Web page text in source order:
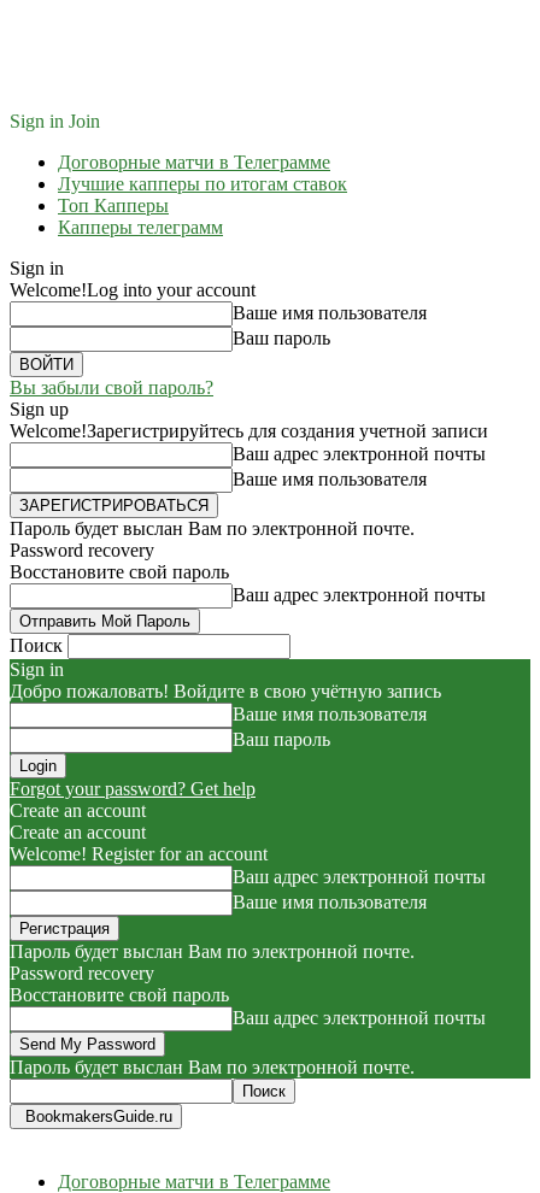
Sign in Join
Договорные матчи в Телеграмме
Лучшие капперы по итогам ставок
Топ Капперы
Капперы телеграмм
Sign in
Welcome!Log into your account
Ваше имя пользователя
Ваш пароль
Вы забыли свой пароль?
Sign up
Welcome!Зарегистрируйтесь для создания учетной записи
Ваш адрес электронной почты
Ваше имя пользователя
Пароль будет выслан Вам по электронной почте.
Password recovery
Восстановите свой пароль
Ваш адрес электронной почты
Поиск
Sign in
Добро пожаловать! Войдите в свою учётную запись
Ваше имя пользователя
Ваш пароль
Forgot your password? Get help
Create an account
Create an account
Welcome! Register for an account
Ваш адрес электронной почты
Ваше имя пользователя
Пароль будет выслан Вам по электронной почте.
Password recovery
Восстановите свой пароль
Ваш адрес электронной почты
Пароль будет выслан Вам по электронной почте.
BookmakersGuide.ru
Договорные матчи в Телеграмме